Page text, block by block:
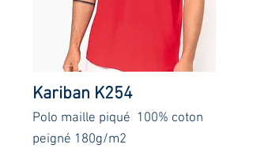
Kariban K254
Polo maille piqué 100% coton
peigné 180g/m2